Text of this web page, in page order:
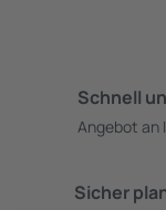
Schnell
Angebot an
Sicher